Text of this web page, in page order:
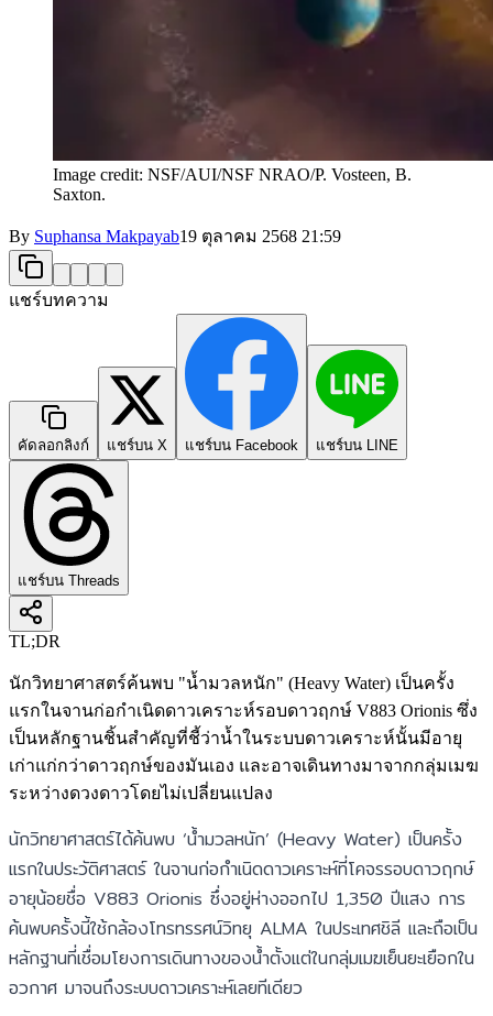
Image credit: NSF/AUI/NSF NRAO/P. Vosteen, B.
Saxton.
By Suphansa Makpayab19 ตุลาคม 2568 21:59
แชร์บทความ
คัดลอกลิงก์ แชร์บน X แชร์บน Facebook แชร์บน LINE
แชร์บน Threads
TL;DR
นักวิทยาศาสตร์ค้นพบ "น้ำมวลหนัก" (Heavy Water) เป็นครั้ง
แรกในจานก่อกำเนิดดาวเคราะห์รอบดาวฤกษ์ V883 Orionis ซึ่ง
เป็นหลักฐานชิ้นสำคัญที่ชี้ว่าน้ำในระบบดาวเคราะห์นั้นมีอายุ
เก่าแก่กว่าดาวฤกษ์ของมันเอง และอาจเดินทางมาจากกลุ่มเมฆ
ระหว่างดวงดาวโดยไม่เปลี่ยนแปลง
นักวิทยาศาสตร์ได้ค้นพบ ‘น้ำมวลหนัก’ (Heavy Water) เป็นครั้ง
แรกในประวัติศาสตร์ ในจานก่อกำเนิดดาวเคราะห์ที่โคจรรอบดาวฤกษ์
อายุน้อยชื่อ V883 Orionis ซึ่งอยู่ห่างออกไป 1,350 ปีแสง การ
ค้นพบครั้งนี้ใช้กล้องโทรทรรศน์วิทยุ ALMA ในประเทศชิลี และถือเป็น
หลักฐานที่เชื่อมโยงการเดินทางของน้ำตั้งแต่ในกลุ่มเมฆเย็นยะเยือกใน
อวกาศ มาจนถึงระบบดาวเคราะห์เลยทีเดียว